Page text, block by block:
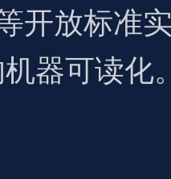
开放标准
器可读化